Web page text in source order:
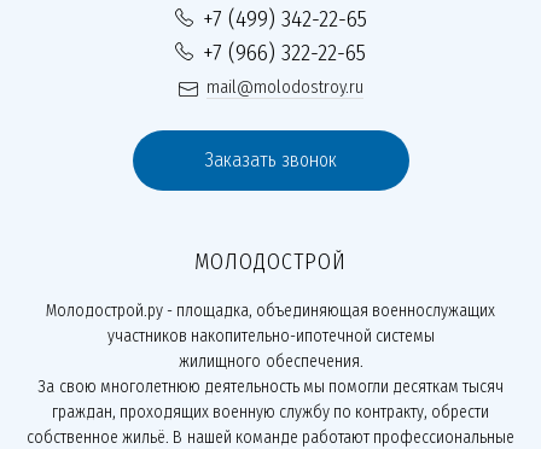
+7 (499) 342-22-65
+7 (966) 322-22-65
mail@molodostroy.ru
Заказать звонок
МОЛОДОСТРОЙ
Молодострой.ру - площадка, объединяющая военнослужащих
участников накопительно-ипотечной системы
жилищного обеспечения.
За свою многолетнюю деятельность мы помогли десяткам тысяч
граждан, проходящих военную службу по контракту, обрести
собственное жильё. В нашей команде работают профессиональные